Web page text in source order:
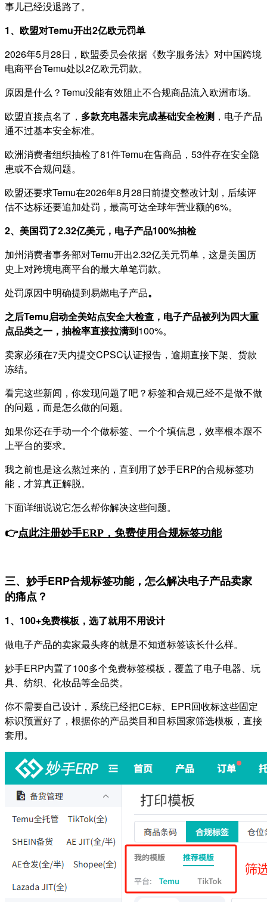
事儿已经没退路了。
1、欧盟对Temu开出2亿欧元罚单
2026年5月28日，欧盟委员会依据《数字服务法》对中国跨境
电商平台Temu处以2亿欧元罚款。
原因是什么？Temu没能有效阻止不合规商品流入欧洲市场。
欧盟直接点名了， 多款充电器未完成基础安全检测 ，电子产品
通不过基本安全标准。
欧洲消费者组织抽检了81件Temu在售商品，53件存在安全隐
患或不合规问题。
欧盟还要求Temu在2026年8月28日前提交整改计划，后续评
估不达标还要追加处罚，最高可达全球年营业额的6%。
2、美国罚了2.32亿美元，电子产品100%抽检
加州消费者事务部对Temu开出2.32亿美元罚单，这是美国历
史上对跨境电商平台的最大单笔罚款。
处罚原因中明确提到易燃电子产品。
之后Temu启动全美站点安全大检查，电子产品被列为四大重
点品类之一，抽检率直接拉满到100%。
卖家必须在7天内提交CPSC认证报告，逾期直接下架、货款
冻结。
看完这些新闻，你发现问题了吧？标签和合规已经不是做不做
的问题，而是怎么做的问题。
如果你还在手动一个个做标签、一个个填信息，效率根本跟不
上平台的要求。
我之前也是这么熬过来的，直到用了妙手ERP的合规标签功
能，才算真正解脱。
下面详细说说它怎么帮你解决这些问题。
👉点此注册妙手ERP，免费使用合规标签功能
三、妙手ERP合规标签功能，怎么解决电子产品卖家
的痛点？
1、100+免费模板，选了就用不用设计
做电子产品的卖家最头疼的就是不知道标签该长什么样。
妙手ERP内置了100多个免费标签模板，覆盖了电子电器、玩
具、纺织、化妆品等全品类。
你不需要自己设计，系统已经把CE标、EPR回收标这些固定
标识预置好了，根据你的产品类目和目标国家筛选模板，直接
套用。